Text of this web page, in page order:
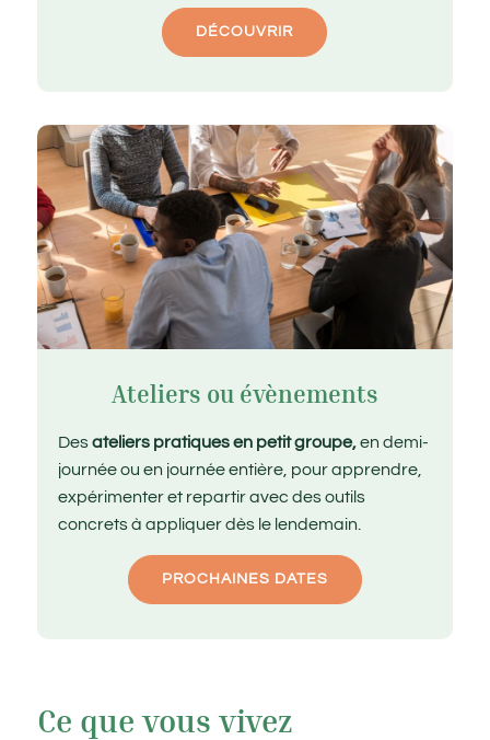
DÉCOUVRIR
Ateliers ou évènements
Desateliers pratiques en petit groupe,en demi-
journée ou en journée entière, pour apprendre,
expérimenter et repartir avec des outils
concrets à appliquer dès le lendemain.
PROCHAINES DATES
Ce que vous vivez